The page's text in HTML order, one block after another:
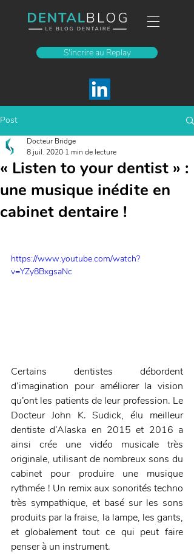
S'incrire au Replay
Post
« Listen to your dentist » :
une musique inédite en
cabinet dentaire !
Docteur Bridge
8 juil. 2020 1 min de lecture
https://www.youtube.com/watch?
v=YZy8BxgsaNc
Certains dentistes débordent
d’imagination pour améliorer la vision
qu’ont les patients de leur profession. Le
Docteur John K. Sudick, élu meilleur
dentiste d’Alaska en 2015 et 2016 a
ainsi crée une vidéo musicale très
originale, utilisant de nombreux sons du
cabinet pour produire une musique
rythmée ! Un remix aux sonorités techno
très sympathique, et basé sur les sons
produits par la fraise, la lampe, les gants,
et globalement tout ce qui peut faire
penser à un instrument.